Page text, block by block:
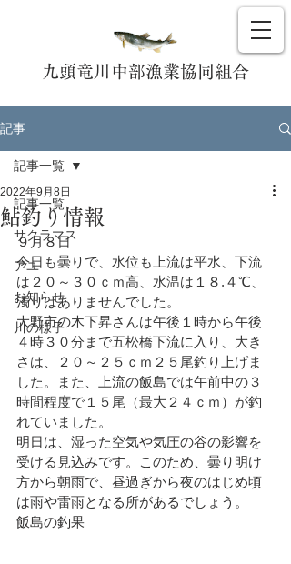
九頭竜川中部漁業協同組合
記事
記事一覧
サクラマス
アユ
お知らせ
川の様子
記事一覧
鮎釣り情報
2022年9月8日
９月８日
今日も曇りで、水位も上流は平水、下流
は２０～３０ｃｍ高、水温は１８.４℃、
濁りはありませんでした。
大野市の木下昇さんは午後１時から午後
４時３０分まで五松橋下流に入り、大き
さは、２０～２５ｃｍ２５尾釣り上げま
した。また、上流の飯島では午前中の３
時間程度で１５尾（最大２４ｃｍ）が釣
れていました。
明日は、湿った空気や気圧の谷の影響を
受ける見込みです。
このため、曇り明け
方から朝雨で、昼過ぎから夜のはじめ頃
は雨や雷雨となる所があるでしょう。
飯島の釣果